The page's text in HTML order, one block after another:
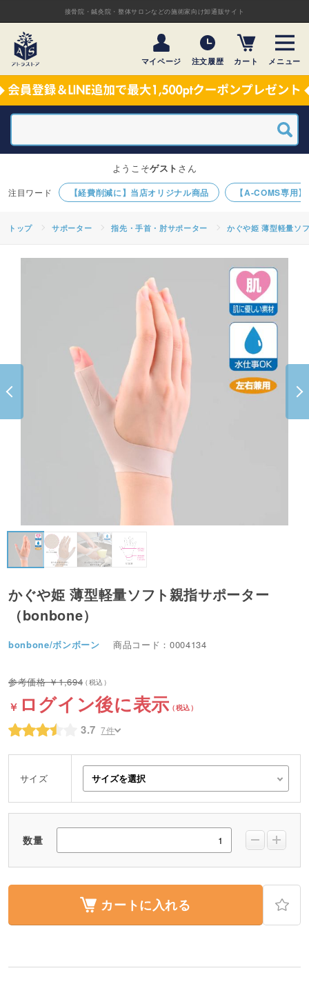
接骨院・鍼灸院・整体サロンなどの施術家向け卸通販サイト
マイページ 注文履歴 カート メニュー
【経費削減に】当店オリジナル商品 【A-COMS専用
ようこそゲスト さん
トップ サポーター 指先・手首・肘サポーター かぐや姫 薄型軽量ソ
かぐや姫 薄型軽量ソフト親指サポーター
（bonbone）
bonbone/ボンボーン 商品コード：0004134
1,694
ログイン後に表示
3.7 7件
サイズ
数量
カートに入れる